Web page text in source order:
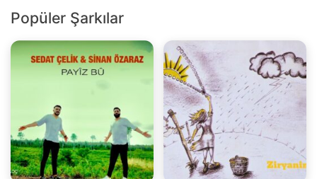
Popüler Şarkılar